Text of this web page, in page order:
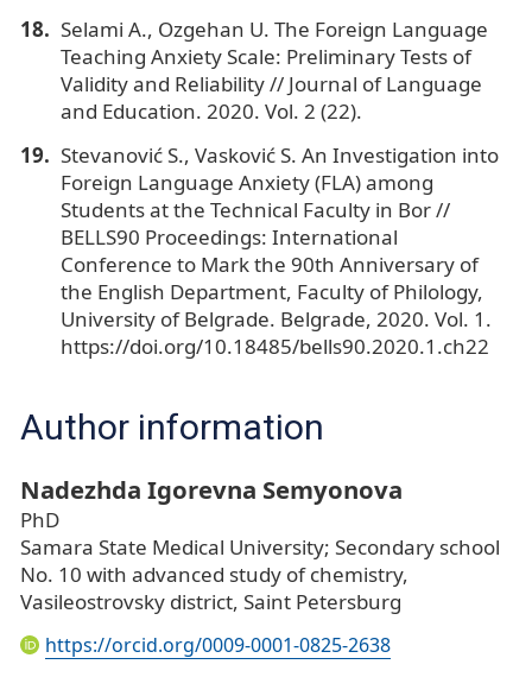
Selami A., Ozgehan U. The Foreign Language
Teaching Anxiety Scale: Preliminary Tests of
Validity and Reliability // Journal of Language
and Education. 2020. Vol. 2 (22).
Stevanović S., Vasković S. An Investigation into
Foreign Language Anxiety (FLA) among
Students at the Technical Faculty in Bor //
BELLS90 Proceedings: International
Conference to Mark the 90th Anniversary of
the English Department, Faculty of Philology,
University of Belgrade. Belgrade, 2020. Vol. 1.
https://doi.org/10.18485/bells90.2020.1.ch22
Author information
Nadezhda Igorevna Semyonova
PhD
Samara State Medical University; Secondary school
No. 10 with advanced study of chemistry,
Vasileostrovsky district, Saint Petersburg
https://orcid.org/0009-0001-0825-2638